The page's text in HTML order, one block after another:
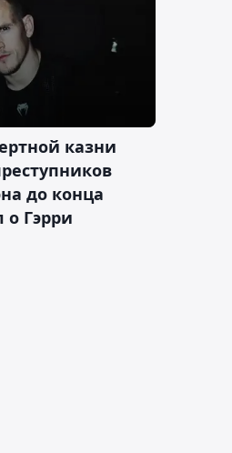
казни
до конца
о Гэрри